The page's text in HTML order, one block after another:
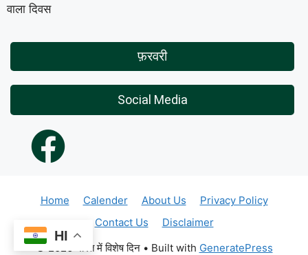
वाला दिवस
फ़रवरी
Social Media
Home Calender About Us
Privacy Policy
Contact Us
Disclaimer
© 2026 भारत में विशेष दिन• Built with GeneratePress
HI